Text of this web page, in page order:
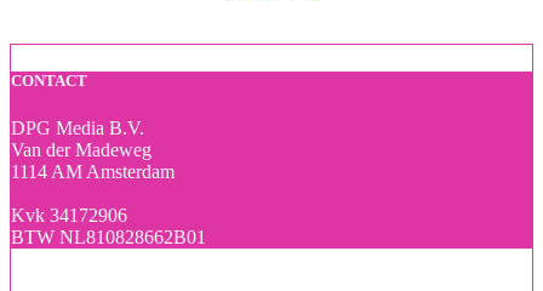
CONTACT
DPG Media B.V.
Van der Madeweg
1114 AM Amsterdam
Kvk 34172906
BTW NL810828662B01